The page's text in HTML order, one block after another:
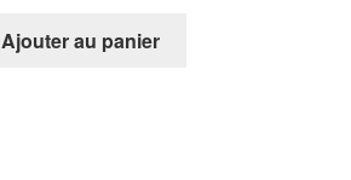
Ajouter au panier